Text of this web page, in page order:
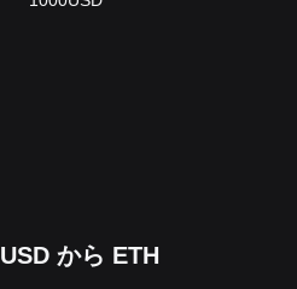
USD から ETH